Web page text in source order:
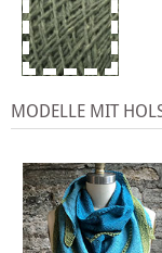
MODELLE MIT